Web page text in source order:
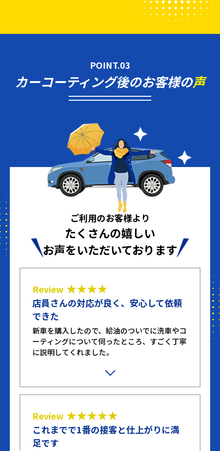
POINT.03
カーコーティング後のお客様の声
ご利用のお客様より
たくさんの嬉しい
お声をいただいております
Review ★★★★
店員さんの対応が良く、安心して依頼
できた
新車を購入したので、給油のついでに洗車やコ
ーティングについて伺ったところ、すごく丁寧
に説明してくれました。
が、嫌な顔せず笑顔で対応してくれたのが印象
的でした。ここまで丁寧に対応してくれたとこ
ろは初めてです。
Review ★★★★★
これまでで1番の接客と仕上がりに満
足です